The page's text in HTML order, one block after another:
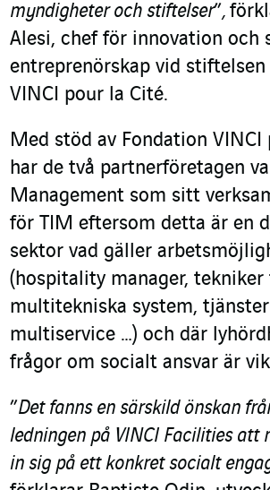
myndigheter och stiftelser”,
Alesi, chef för innovation och
entreprenörskap vid stiftelsen
VINCI pour la Cité.
Med stöd av Fondation VINCI
har de två partnerföretagen
Management som sitt
för TIM eftersom detta är en
sektor vad gäller
(hospitality manager, tekniker
multitekniska system,
multiservice …) och där
frågor om socialt ansvar är
”Det fanns en särskild önskan
ledningen på VINCI Facilities att
in sig på ett konkret socialt